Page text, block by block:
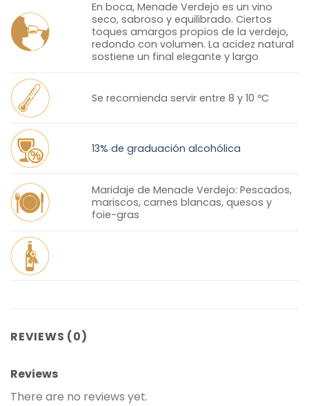
En boca, Menade Verdejo es un vino
seco, sabroso y equilibrado. Ciertos
toques amargos propios de la verdejo,
redondo con volumen. La acidez natural
sostiene un final elegante y largo
Se recomienda servir entre 8 y 10 ºC
13% de graduación alcohólica
Maridaje de Menade Verdejo: Pescados,
mariscos, carnes blancas, quesos y
foie-gras
REVIEWS (0)
Reviews
There are no reviews yet.